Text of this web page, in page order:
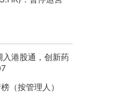
：新疆哈巴
金属量由13.20吨
与天合算力订
大模型与Toke
港股通，创新药
（按管理人）